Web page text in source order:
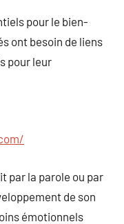
pour le bien-
ont besoin de liens
pour leur
par la parole ou par
de son
émotionnels